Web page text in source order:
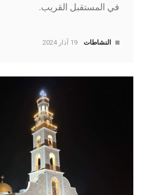
في المستقبل القريب.
النشاطات 19 آذار 2024